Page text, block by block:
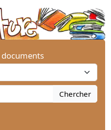
documents
Chercher